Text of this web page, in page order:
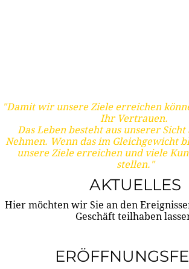
"Damit wir unsere Ziele erreichen
Ihr Vertrauen.
Das Leben besteht aus unserer Sicht
Nehmen. Wenn das im Gleichgewicht
unsere Ziele erreichen und viele
stellen."
AKTUELLES
Hier möchten wir Sie an den
Geschäft teilhaben